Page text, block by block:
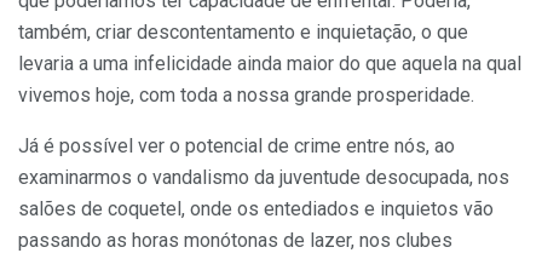
também, criar descontentamento e inquietação, o que
levaria a uma infelicidade ainda maior do que aquela na qual
vivemos hoje, com toda a nossa grande prosperidade.
Já é possível ver o potencial de crime entre nós, ao
examinarmos o vandalismo da juventude desocupada, nos
salões de coquetel, onde os entediados e inquietos vão
passando as horas monótonas de lazer, nos clubes